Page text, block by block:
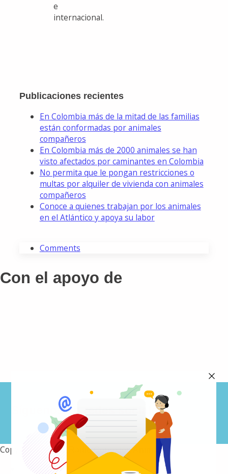
e
internacional.
Publicaciones recientes
En Colombia más de la mitad de las familias
están conformadas por animales
compañeros
En Colombia más de 2000 animales se han
visto afectados por caminantes en Colombia
No permita que le pongan restricciones o
multas por alquiler de vivienda con animales
compañeros
Conoce a quienes trabajan por los animales
en el Atlántico y apoya su labor
Comments
Con el apoyo de
Síguenos en redes sociales
Copyright 2026 © Radio Conexión Animal